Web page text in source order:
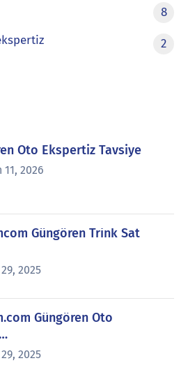
8
2
Oto Ekspertiz Tavsiye
11, 2026
Güngören Trink Sat
2025
Güngören Oto
2025